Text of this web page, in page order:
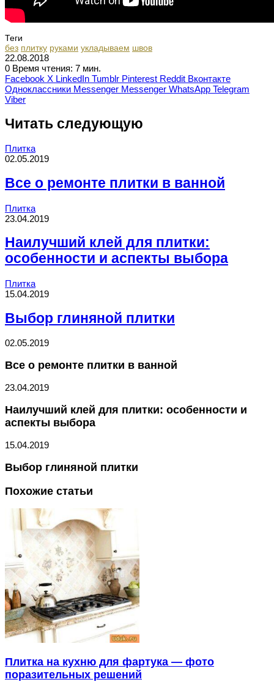
Теги
без плитку руками укладываем швов
22.08.2018
0 Время чтения: 7 мин.
Facebook X LinkedIn Tumblr Pinterest Reddit Вконтакте
Одноклассники Messenger Messenger WhatsApp Telegram
Viber
Читать следующую
Плитка
02.05.2019
Все о ремонте плитки в ванной
Плитка
23.04.2019
Наилучший клей для плитки:
особенности и аспекты выбора
Плитка
15.04.2019
Выбор глиняной плитки
02.05.2019
Все о ремонте плитки в ванной
23.04.2019
Наилучший клей для плитки: особенности и
аспекты выбора
15.04.2019
Выбор глиняной плитки
Похожие статьи
Плитка на кухню для фартука — фото
поразительных решений